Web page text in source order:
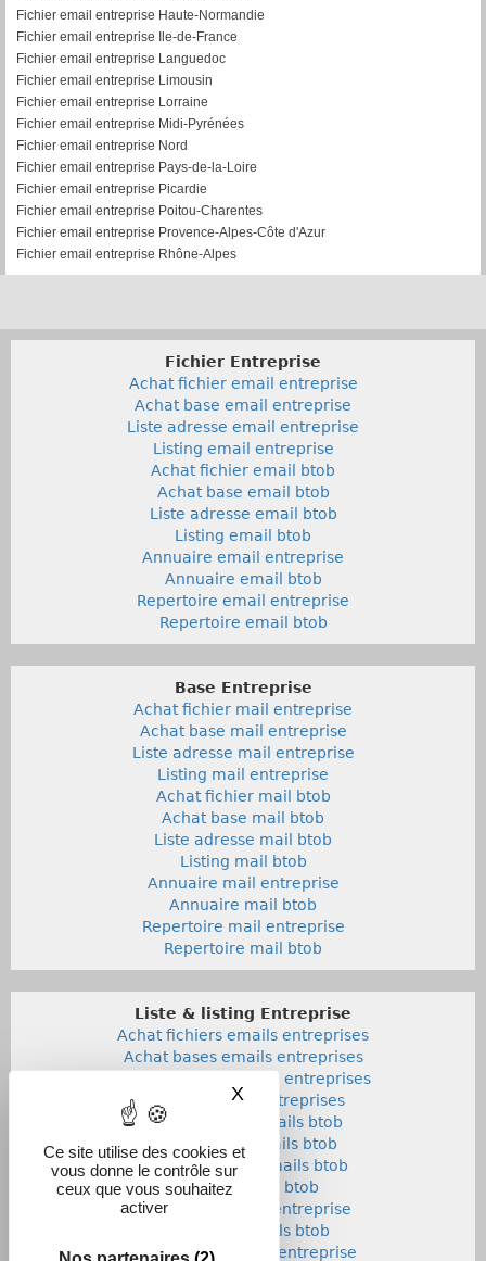
Ce site utilise des cookies et
vous donne le contrôle sur
ceux que vous souhaitez
activer
X Masquer le bandeau des
Fichier email entreprise Haute-Normandie
Fichier email entreprise Ile-de-France
Fichier email entreprise Languedoc
Fichier email entreprise Limousin
Fichier email entreprise Lorraine
Fichier email entreprise Midi-Pyrénées
Fichier email entreprise Nord
Fichier email entreprise Pays-de-la-Loire
Fichier email entreprise Picardie
Fichier email entreprise Poitou-Charentes
Fichier email entreprise Provence-Alpes-Côte d'Azur
Fichier email entreprise Rhône-Alpes
Fichier Entreprise
Achat fichier email entreprise
Achat base email entreprise
Liste adresse email entreprise
Listing email entreprise
Achat fichier email btob
Achat base email btob
Liste adresse email btob
Listing email btob
Annuaire email entreprise
Annuaire email btob
Repertoire email entreprise
Repertoire email btob
Base Entreprise
Achat fichier mail entreprise
Achat base mail entreprise
Liste adresse mail entreprise
Listing mail entreprise
Achat fichier mail btob
Achat base mail btob
Liste adresse mail btob
Listing mail btob
Annuaire mail entreprise
Annuaire mail btob
Repertoire mail entreprise
Repertoire mail btob
Liste & listing Entreprise
Achat fichiers emails entreprises
Achat bases emails entreprises
Liste adresses emails entreprises
Listings emails entreprises
Achat fichiers emails btob
Achat bases emails btob
Listes adresses emails btob
Listings emails btob
Annuaires emails entreprise
Annuaires emails btob
Repertoires emails entreprise